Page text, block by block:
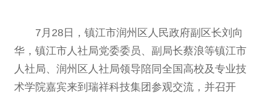
7月28日，镇江市润州区人民政府副区长刘向
华，镇江市人社局党委委员、副局长蔡浪等镇江市
人社局、润州区人社局领导陪同全国高校及专业技
术学院嘉宾来到瑞祥科技集团参观交流，并召开